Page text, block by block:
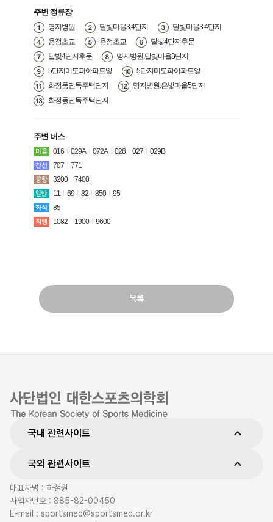
주변 정류장
명지병원 달빛마을3.4단지
달빛마을3.4단지
용정초교
용정초교
달빛4단지후문
달빛4단지후문
명지병원.달빛마을3단지
5단지미도파아파트앞
5단지미도파아파트앞
화정동단독주택단지
명지병원.은빛마을5단지
화정동단독주택단지
주변 버스
016 029A 072A 028 027
029B
707
771
3200
7400
11
69 82 850
95
85
1082
1900 9600
목록
국내 관련사이트
국외 관련사이트
대표자명 : 하철원
사업자번호 : 885-82-00450
E-mail : sportsmed@sportsmed.or.kr